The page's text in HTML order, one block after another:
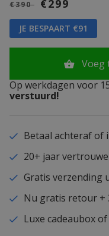
€390 €299
JE BESPAART €91
Voeg
Op werkdagen voor
verstuurd!
Betaal achteraf of
20+ jaar vertrouwen
Gratis verzending
Nu gratis retour +
Luxe cadeaubox